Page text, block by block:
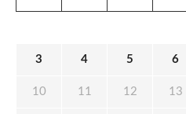
3 4 5 6
10 11 12 13